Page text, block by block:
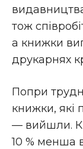
тож
а книжки
друкарнях
Попри
книжки, які
— вийшли.
10 % менша